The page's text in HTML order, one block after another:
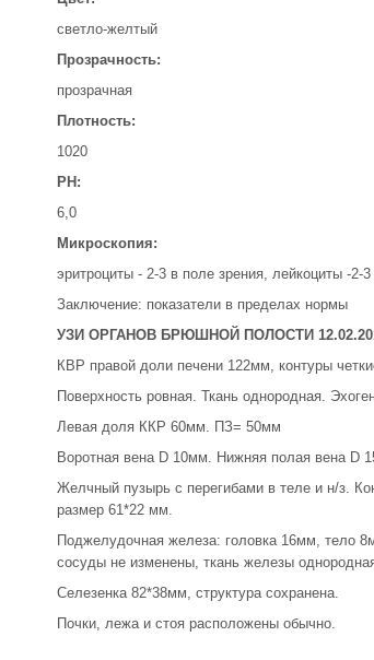
светло-желтый
Прозрачность:
прозрачная
Плотность:
1020
РН:
6,0
Микроскопия:
эритроциты - 2-3 в поле зрения, лейкоциты -2-
Заключение: показатели в пределах нормы
УЗИ ОРГАНОВ БРЮШНОЙ ПОЛОСТИ
КВР правой доли печени 122мм, контуры
Поверхность ровная. Ткань однородная.
Левая доля ККР 60мм. ПЗ= 50мм
Воротная вена D 10мм. Нижняя полая вена D
Желчный пузырь с перегибами в теле и н/з.
размер 61*22 мм.
Поджелудочная железа: головка 16мм, тело
сосуды не изменены, ткань железы
Селезенка 82*38мм, структура сохранена.
Почки, лежа и стоя расположены обычно.